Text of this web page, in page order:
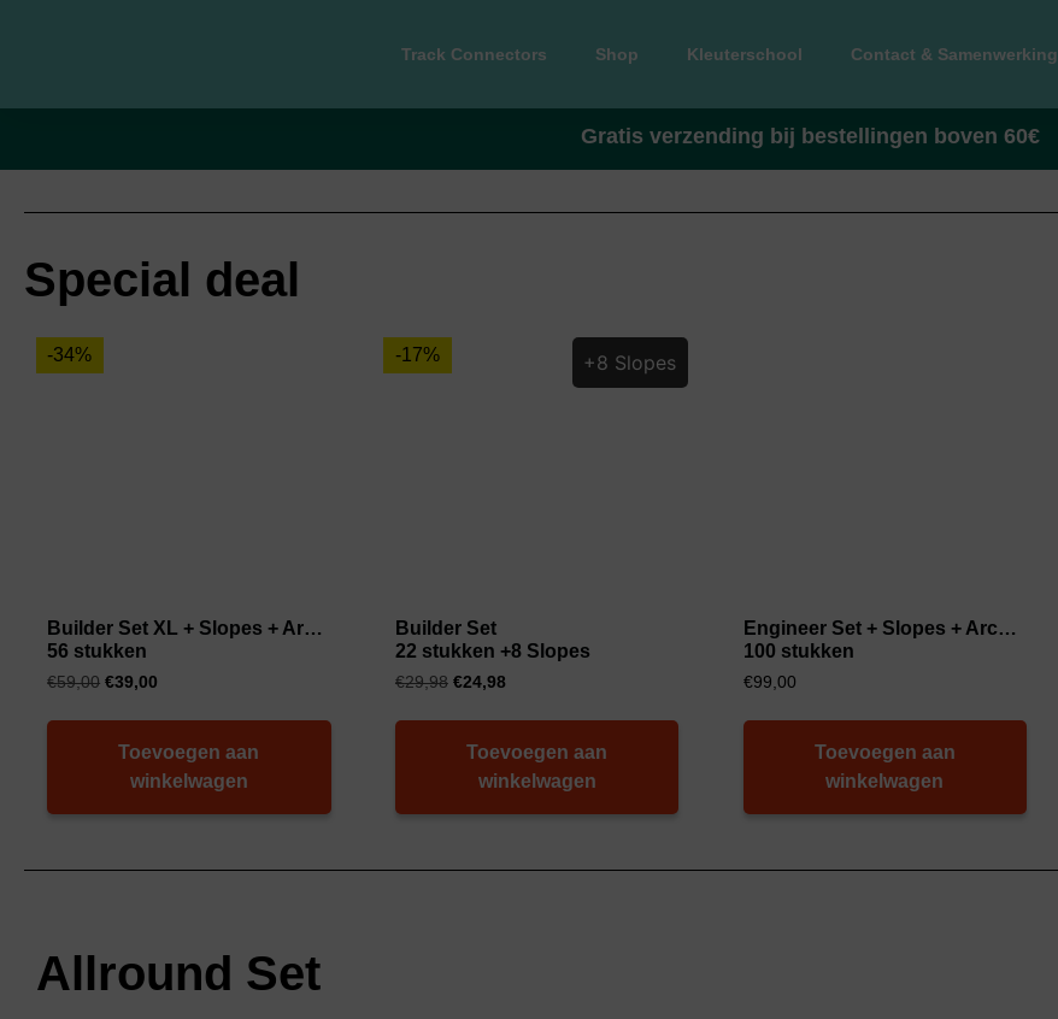
Track Connectors Shop Kleuterschool Contact & Samenwerking
Gratis verzending bij bestellingen boven 60€
Special deal
-34%
Builder Set XL + Slopes + Arches
56 stukken
€59,00 €39,00
Toevoegen aan
winkelwagen
-17% +8 Slopes
Builder Set
22 stukken +8 Slopes
€29,98 €24,98
Toevoegen aan
winkelwagen
Engineer Set + Slopes + Arches
100 stukken
€99,00
Toevoegen aan
winkelwagen
Allround Set